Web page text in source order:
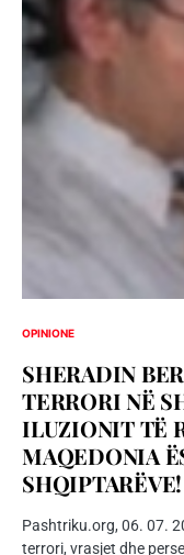
OPINIONE
SHERADIN
TERRORI NË
ILUZIONIT TË
MAQEDONIA
Pashtriku.org, 06. 07.
terrori, vrasjet dhe